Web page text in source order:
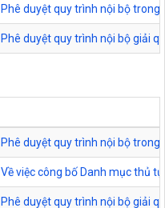
Phê duyệt quy trình nội bộ trong
Phê duyệt quy trình nội bộ giải
Phê duyệt quy trình nội bộ
Về việc công bố Danh mục thủ
Phê duyệt quy trình nội bộ giải